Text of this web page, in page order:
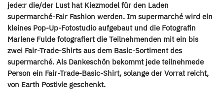
jede:r die/der Lust hat Kiezmodel für den Laden
supermarché-Fair Fashion werden. Im supermarché wird ein
kleines Pop-Up-Fotostudio aufgebaut und die Fotografin
Marlene Fulde fotografiert die Teilnehmenden mit ein bis
zwei Fair-Trade-Shirts aus dem Basic-Sortiment des
supermarché. Als Dankeschön bekommt jede teilnehmede
Person ein Fair-Trade-Basic-Shirt, solange der Vorrat reicht,
von Earth Postivie geschenkt.